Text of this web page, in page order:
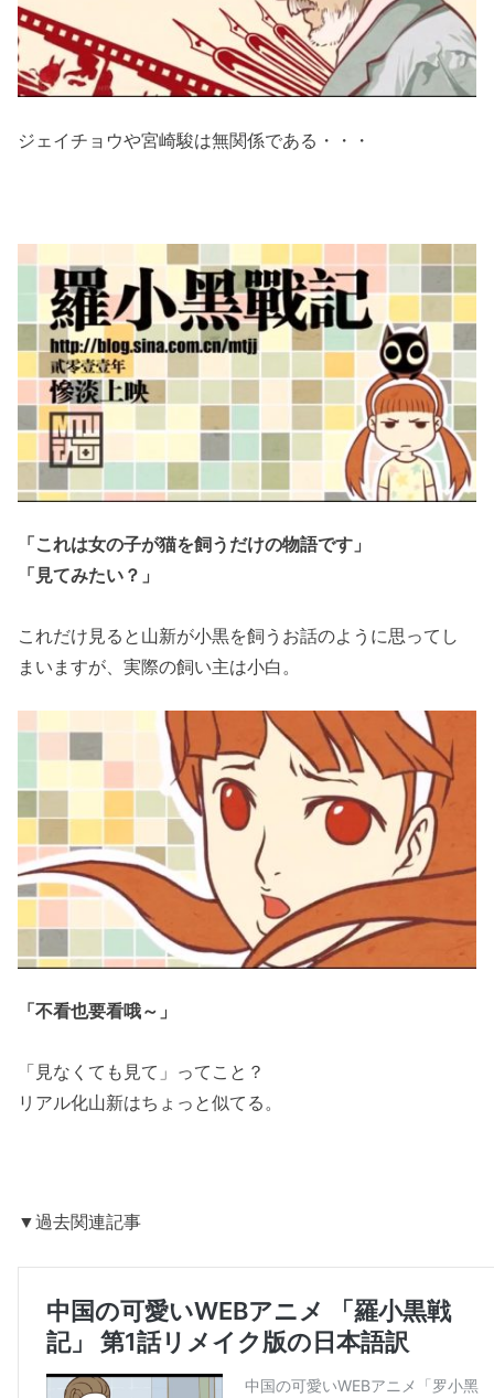
ジェイチョウや宮崎駿は無関係である・・・
「これは女の子が猫を飼うだけの物語です」
「見てみたい？」
これだけ見ると山新が小黒を飼うお話のように思ってし
まいますが、実際の飼い主は小白。
「不看也要看哦～」
「見なくても見て」ってこと？
リアル化山新はちょっと似てる。
▼過去関連記事